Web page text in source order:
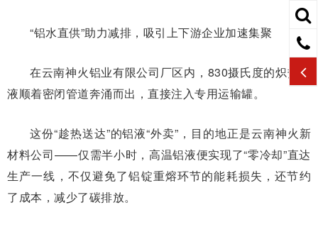
“铝水直供”助力减排，吸引上下游企业加速集聚
在云南神火铝业有限公司厂区内，830摄氏度的炽热铝
液顺着密闭管道奔涌而出，直接注入专用运输罐。
这份“趁热送达”的铝液“外卖”，目的地正是云南神火新
材料公司——仅需半小时，高温铝液便实现了“零冷却”直达
生产一线，不仅避免了铝锭重熔环节的能耗损失，还节约
了成本，减少了碳排放。